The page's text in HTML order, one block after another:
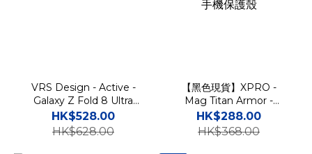
VRS Design - Active -
Galaxy Z Fold 8 Ultra
Magsafe Case 磁吸充電
支架高度防撞鉸鏈保護手機
HK$528.00
HK$628.00
【黑色現貨】XPRO -
Mag Titan Armor -
Samsung Fold 8 Ultra
Case 高度防撞支架鉸鏈蓋
手機保護殼
HK$288.00
HK$368.00